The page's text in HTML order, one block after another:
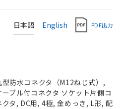
日本語 English PDF出力
型防水コネクタ（M12ねじ式）,
ーブル付コネクタ ソケット片側コ
クタ, DC用, 4極, 金めっき, L形, 配